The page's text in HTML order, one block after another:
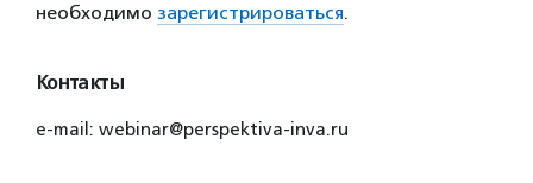
необходимо зарегистрироваться.
Контакты
e-mail: webinar@perspektiva-inva.ru